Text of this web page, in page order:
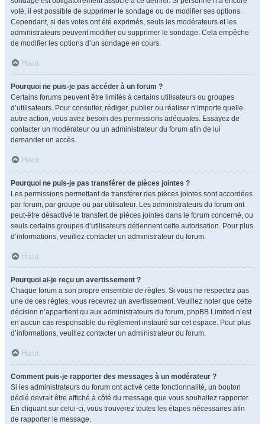
voté, il est possible de supprimer le sondage ou de modifier ses options.
Cependant, si des votes ont été exprimés, seuls les modérateurs et les
administrateurs peuvent modifier ou supprimer le sondage. Cela empêche
de modifier les options d’un sondage en cours.
Haut
Pourquoi ne puis-je pas accéder à un forum ?
Certains forums peuvent être limités à certains utilisateurs ou groupes
d’utilisateurs. Pour consulter, rédiger, publier ou réaliser n’importe quelle
autre action, vous avez besoin des permissions adéquates. Essayez de
contacter un modérateur ou un administrateur du forum afin de lui
demander un accès.
Haut
Pourquoi ne puis-je pas transférer de pièces jointes ?
Les permissions permettant de transférer des pièces jointes sont accordées
par forum, par groupe ou par utilisateur. Les administrateurs du forum ont
peut-être désactivé le transfert de pièces jointes dans le forum concerné, ou
seuls certains groupes d’utilisateurs détiennent cette autorisation. Pour plus
d’informations, veuillez contacter un administrateur du forum.
Haut
Pourquoi ai-je reçu un avertissement ?
Chaque forum a son propre ensemble de règles. Si vous ne respectez pas
une de ces règles, vous recevrez un avertissement. Veuillez noter que cette
décision n’appartient qu’aux administrateurs du forum, phpBB Limited n’est
en aucun cas responsable du règlement instauré sur cet espace. Pour plus
d’informations, veuillez contacter un administrateur du forum.
Haut
Comment puis-je rapporter des messages à un modérateur ?
Si les administrateurs du forum ont activé cette fonctionnalité, un bouton
dédié devrait être affiché à côté du message que vous souhaitez rapporter.
En cliquant sur celui-ci, vous trouverez toutes les étapes nécessaires afin
de rapporter le message.